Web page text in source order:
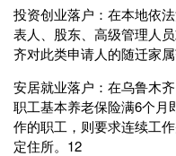
投资创业落户‌：在本地‌依
表人、股东、高级管理人
齐对此类申请人的随迁家属
安居就业落户‌：在乌鲁木
职工基本养老保险满6个月‌
作的职工，则要求‌连续工
定住所。‌‌1‌‌2